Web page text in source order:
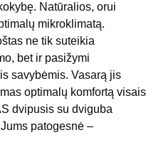
Natūralios, orui
mikroklimatą.
ne tik suteikia
bet ir pasižymi
savybėmis. Vasarą jis
optimalų komfortą visais
dvipusis su dviguba
patogesnė –